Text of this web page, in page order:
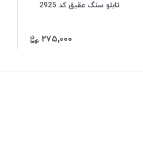
تابلو سنگ عقیق کد 2925
۲۷۵,۰۰۰